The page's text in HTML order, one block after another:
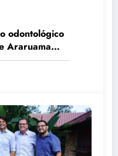
odontológico
Araruama
atípicas